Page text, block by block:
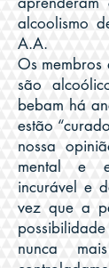
alcoolismo
A.A.
Os
são
bebam há
estão
nossa
mental e
incurável e
vez que a
nunca